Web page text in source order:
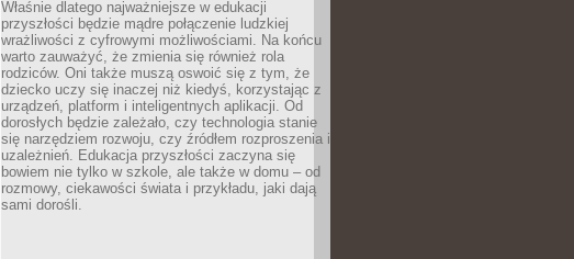
Właśnie dlatego najważniejsze w edukacji
przyszłości będzie mądre połączenie ludzkiej
wrażliwości z cyfrowymi możliwościami. Na końcu
warto zauważyć, że zmienia się również rola
rodziców. Oni także muszą oswoić się z tym, że
dziecko uczy się inaczej niż kiedyś, korzystając z
urządzeń, platform i inteligentnych aplikacji. Od
dorosłych będzie zależało, czy technologia stanie
się narzędziem rozwoju, czy źródłem rozproszenia i
uzależnień. Edukacja przyszłości zaczyna się
bowiem nie tylko w szkole, ale także w domu – od
rozmowy, ciekawości świata i przykładu, jaki dają
sami dorośli.